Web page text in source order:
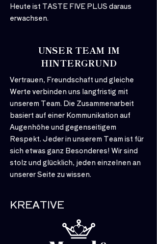
Heute ist TASTE FIVE PLUS daraus
erwachsen.
UNSER TEAM IM
HINTERGRUND
Vertrauen, Freundschaft und gleiche
Werte verbinden uns langfristig mit
unserem Team. Die Zusammenarbeit
basiert auf einer Kommunikation auf
Augenhöhe und gegenseitigem
Respekt. Jeder in unserem Team ist für
sich etwas ganz Besonderes! Wir sind
stolz und glücklich, jeden einzelnen an
unserer Seite zu wissen.
KREATIVE